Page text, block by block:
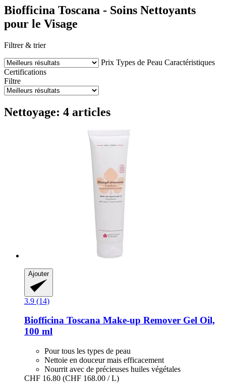
Biofficina Toscana - Soins Nettoyants
pour le Visage
Filtrer & trier
Prix Types de Peau Caractéristiques
Certifications
Filtre
Nettoyage: 4 articles
Ajouter
3.9 (14)
Biofficina Toscana Make-​up Remover Gel Oil,
100 ml
Pour tous les types de peau
Nettoie en douceur mais efficacement
Nourrit avec de précieuses huiles végétales
CHF 16.80 (CHF 168.00 / L)